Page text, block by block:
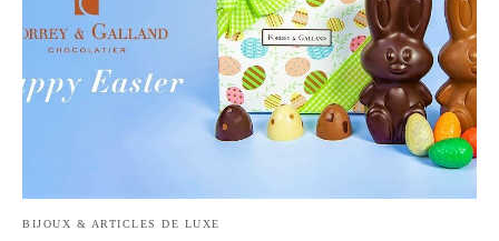
BIJOUX & ARTICLES DE LUXE